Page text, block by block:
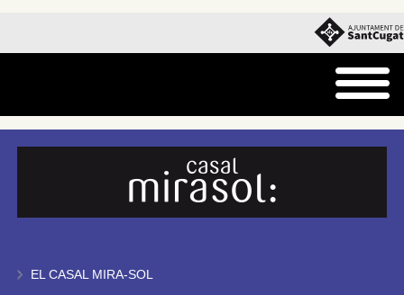
EL CASAL MIRA-SOL